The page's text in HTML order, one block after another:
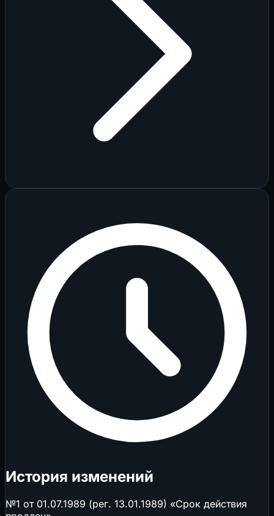
История изменений
№1 от 01.07.1989 (рег. 13.01.1989) «Срок действия